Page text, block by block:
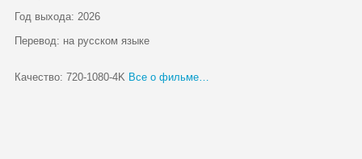
Год выхода: 2026
Перевод: на русском языке
Качество: 720-1080-4K Все о фильме…